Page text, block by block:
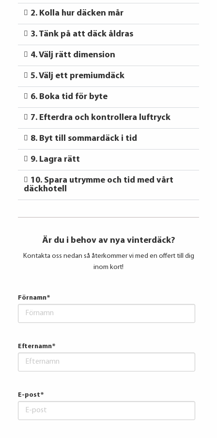
2. Kolla hur däcken mår
3. Tänk på att däck åldras
4. Välj rätt dimension
5. Välj ett premiumdäck
6. Boka tid för byte
7. Efterdra och kontrollera luftryck
8. Byt till sommardäck i tid
9. Lagra rätt
10. Spara utrymme och tid med vårt
däckhotell
Är du i behov av nya vinterdäck?
Kontakta oss nedan så återkommer vi med en offert till dig
inom kort!
Förnamn*
Efternamn*
E-post*